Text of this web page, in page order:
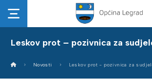
Leskov prot – pozivnica za
Novosti Leskov prot - pozivnica za